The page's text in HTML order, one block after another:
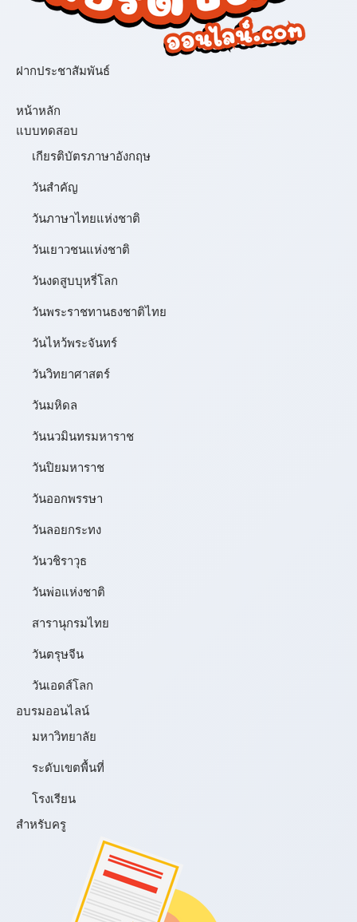
ฝากประชาสัมพันธ์
หน้าหลัก
แบบทดสอบ
เกียรติบัตรภาษาอังกฤษ
วันสำคัญ
วันภาษาไทยแห่งชาติ
วันเยาวชนแห่งชาติ
วันงดสูบบุหรี่โลก
วันพระราชทานธงชาติไทย
วันไหว้พระจันทร์​
วันวิทยาศาสตร์
วันมหิดล
วันนวมินทรมหาราช
วันปิยมหาราช
วันออกพรรษา
วันลอยกระทง
วันวชิราวุธ
วันพ่อแห่งชาติ
สารานุกรมไทย
วันตรุษจีน
วันเอดส์โลก
อบรมออนไลน์
มหาวิทยาลัย
ระดับเขตพื้นที่
โรงเรียน
สำหรับครู